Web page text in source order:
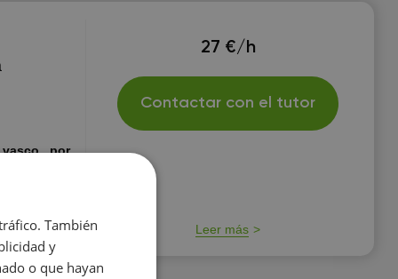
, por
27 €/h
Contactar con el tutor
Leer más
También
y
o que hayan